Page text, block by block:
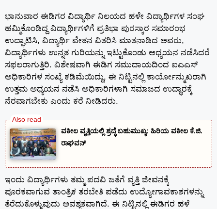
ಭಾನುವಾರ ಈಡಿಗರ ವಿದ್ಯಾರ್ಥಿ ನಿಲಯದ ಹಳೇ ವಿದ್ಯಾರ್ಥಿಗಳ ಸಂಘ
ಹಮ್ಮಿಕೊಂಡಿದ್ದ ವಿದ್ಯಾರ್ಥಿಗಳಿಗೆ ಪ್ರತಿಭಾ ಪುರಸ್ಕಾರ ಸಮಾರಂಭ
ಉದ್ಘಾಟಿಸಿ, ವಿದ್ಯಾರ್ಥಿ ವೇತನ ‌ವಿತರಿಸಿ ಮಾತನಾಡಿದ ಅವರು,
ವಿದ್ಯಾರ್ಥಿಗಳು ಉನ್ನತ ಗುರಿಯನ್ನು ಇಟ್ಟುಕೊಂಡು ಅಧ್ಯಯನ ನಡೆಸಿದರೆ
ಸಫಲರಾಗುತ್ತಿರಿ. ವಿಶೇಷವಾಗಿ ಈಡಿಗ ಸಮುದಾಯದಿಂದ ಐಎಎಸ್
ಅಧಿಕಾರಿಗಳ ಸಂಖ್ಯೆ ಕಡಿಮೆಯಿದ್ದು, ಈ ನಿಟ್ಟಿನಲ್ಲಿ ಕಾರ್ಯೋನ್ಮುಖರಾಗಿ
ಉತ್ತಮ ಅಧ್ಯಯನ ನಡೆಸಿ ಅಧಿಕಾರಿಗಳಾಗಿ ಸಮಾಜದ ಉದ್ಧಾರಕ್ಕೆ
ನೆರವಾಗಬೇಕು ಎಂದು ಕರೆ ನೀಡಿದರು.
ವಕೀಲ ವೃತ್ತಿಯಲ್ಲಿ ಶ್ರದ್ಧೆ ಬಹುಮುಖ್ಯ: ಹಿರಿಯ ವಕೀಲ ಕೆ.ಜಿ.
ರಾಘವನ್
ಇಂದು ವಿದ್ಯಾರ್ಥಿಗಳು ತಮ್ಮ ಪದವಿ ಜತೆಗೆ ವೃತ್ತಿ ಜೀವನಕ್ಕೆ
ಪೂರಕವಾಗುವ ತಾಂತ್ರಿಕ ತರಬೇತಿ ಪಡೆದು ಉದ್ಯೋಗಾವಕಾಶಗಳನ್ನು
ತೆರೆದುಕೊಳ್ಳುವುದು ಅವಶ್ಯಕವಾಗಿದೆ. ಈ ನಿಟ್ಟಿನಲ್ಲಿ ಈಡಿಗರ ಹಳೆ